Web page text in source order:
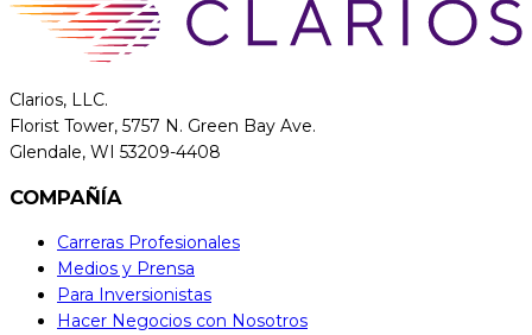
Clarios, LLC.
Florist Tower, 5757 N. Green Bay Ave.
Glendale, WI 53209-4408
COMPAÑÍA
Carreras Profesionales
Medios y Prensa
Para Inversionistas
Hacer Negocios con Nosotros